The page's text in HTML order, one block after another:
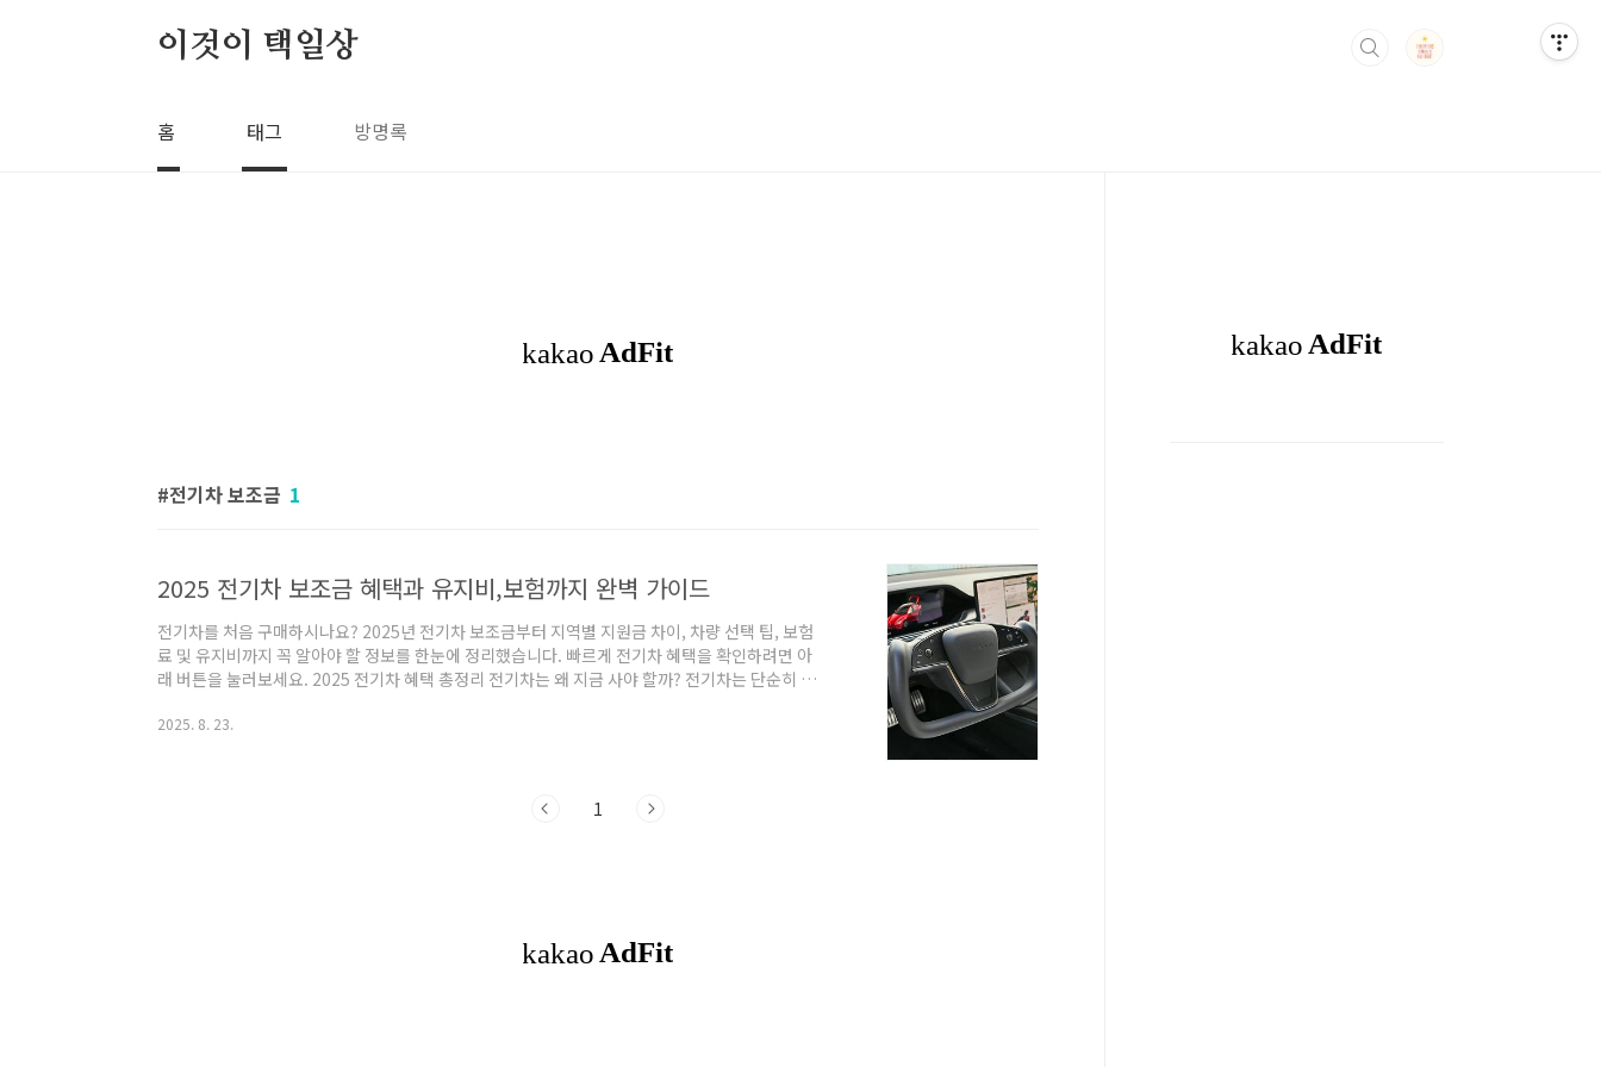
이것이 택일상
홈 태그 방명록
전기차 보조금 1
2025 전기차 보조금 혜택과 유지비,보험까지 완벽 가이드
전기차를 처음 구매하시나요? 2025년 전기차 보조금부터 지역별 지원금 차이, 차량 선택 팁, 보험
료 및 유지비까지 꼭 알아야 할 정보를 한눈에 정리했습니다. 빠르게 전기차 혜택을 확인하려면 아
래 버튼을 눌러보세요. 2025 전기차 혜택 총정리 전기차는 왜 지금 사야 할까? 전기차는 단순히 환
처음 전기차로 전환하려는 분들에게는“보조금은 얼마나 받을 수 있나요?”, “유지비는 정말 낮나
2025. 8. 23.
1